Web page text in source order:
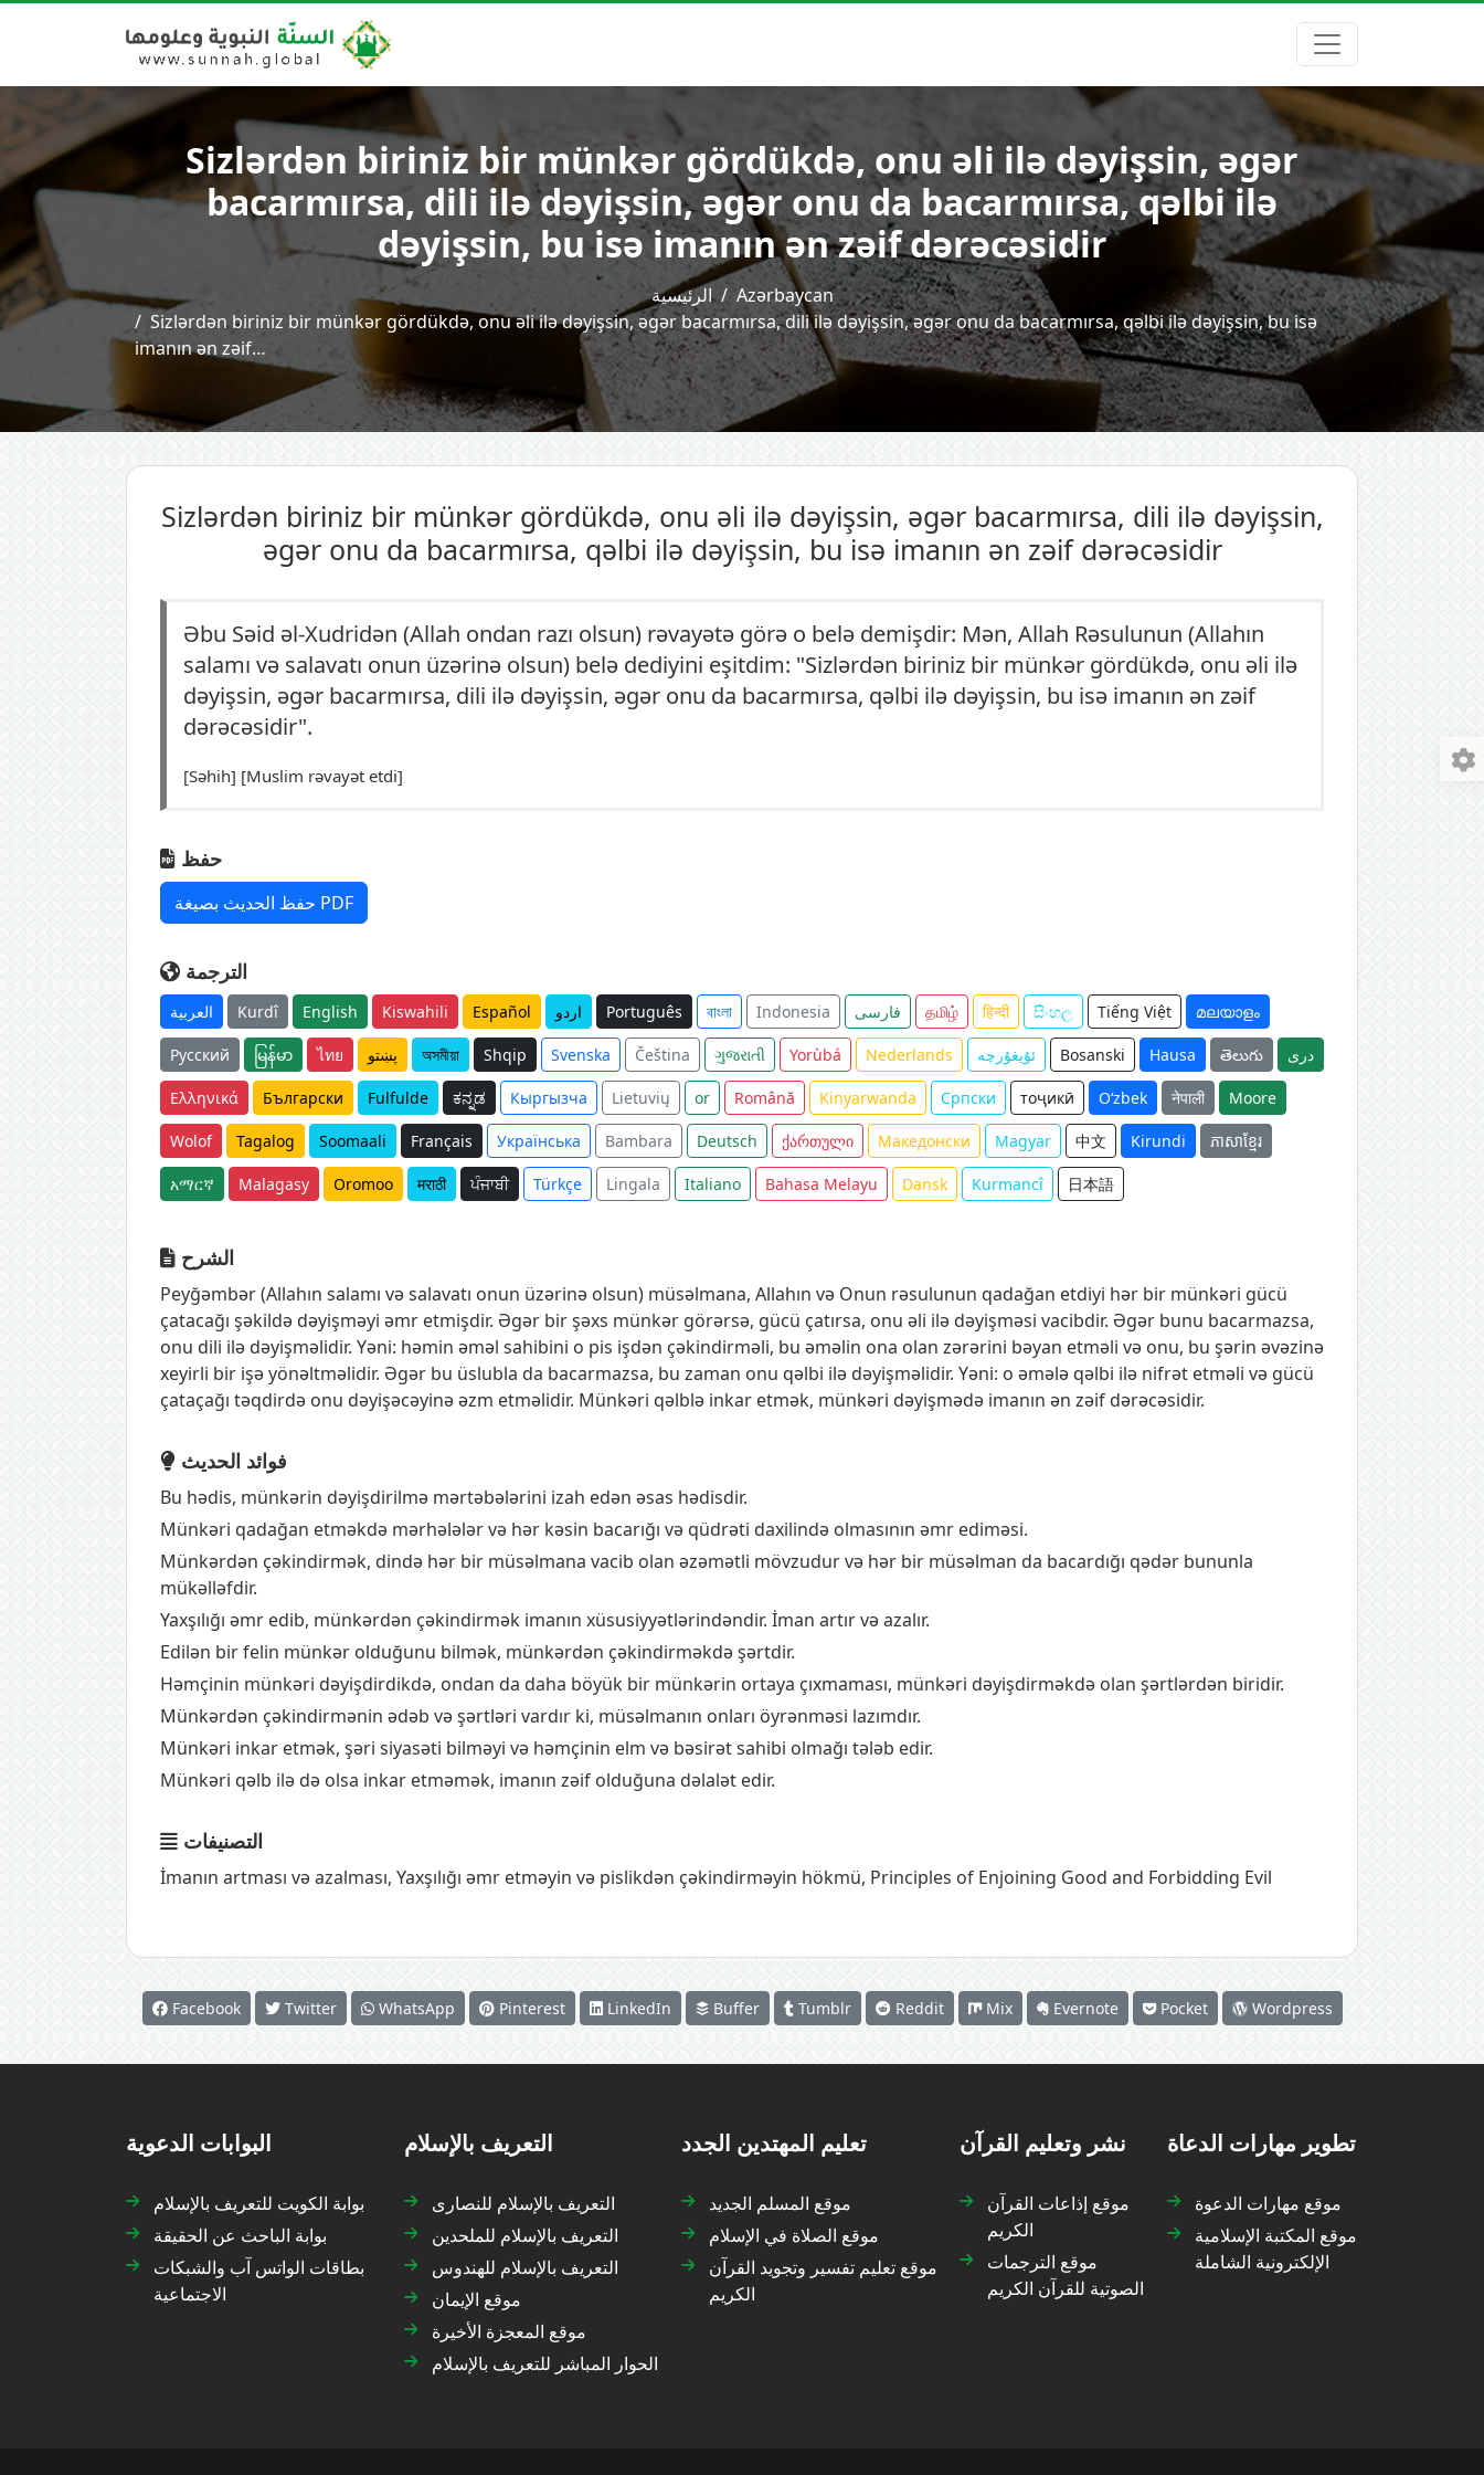
Sizlərdən biriniz bir münkər gördükdə, onu əli ilə dəyişsin, əgər
bacarmırsa, dili ilə dəyişsin, əgər onu da bacarmırsa, qəlbi ilə
dəyişsin, bu isə imanın ən zəif dərəcəsidir
الرئيسية
Azərbaycan
Sizlərdən biriniz bir münkər gördükdə, onu əli ilə dəyişsin, əgər bacarmırsa, dili ilə dəyişsin, əgər onu da bacarmırsa, qəlbi ilə dəyişsin, bu isə
imanın ən zəif…
Sizlərdən biriniz bir münkər gördükdə, onu əli ilə dəyişsin, əgər bacarmırsa, dili ilə dəyişsin,
əgər onu da bacarmırsa, qəlbi ilə dəyişsin, bu isə imanın ən zəif dərəcəsidir
Əbu Səid əl-Xudridən (Allah ondan razı olsun) rəvayətə görə o belə demişdir: Mən, Allah Rəsulunun (Allahın
salamı və salavatı onun üzərinə olsun) belə dediyini eşitdim: "Sizlərdən biriniz bir münkər gördükdə, onu əli ilə
dəyişsin, əgər bacarmırsa, dili ilə dəyişsin, əgər onu da bacarmırsa, qəlbi ilə dəyişsin, bu isə imanın ən zəif
dərəcəsidir".
[Səhih] [Muslim rəvayət etdi]
حفظ
حفظ الحديث بصيغة PDF
الترجمة
العربية Kurdî English Kiswahili Español اردو Português বাংলা Indonesia فارسی தமிழ் हिन्दी සිංහල Tiếng Việt മലയാളം
Русский မြန်မာ ไทย پښتو অসমীয়া Shqip Svenska Čeština ગુજરાતી Yorùbá Nederlands ئۇيغۇرچە Bosanski Hausa తెలుగు دری
Ελληνικά Български Fulfulde ಕನ್ನಡ Кыргызча Lietuvių or Română Kinyarwanda Српски тоҷикӣ O‘zbek नेपाली Moore
Wolof Tagalog Soomaali Français Українська Bambara Deutsch ქართული Македонски Magyar 中文 Kirundi ភាសាខ្មែរ
አማርኛ Malagasy Oromoo मराठी ਪੰਜਾਬੀ Türkçe Lingala Italiano Bahasa Melayu Dansk Kurmancî 日本語
الشرح
Peyğəmbər (Allahın salamı və salavatı onun üzərinə olsun) müsəlmana, Allahın və Onun rəsulunun qadağan etdiyi hər bir münkəri gücü
çatacağı şəkildə dəyişməyi əmr etmişdir. Əgər bir şəxs münkər görərsə, gücü çatırsa, onu əli ilə dəyişməsi vacibdir. Əgər bunu bacarmazsa,
onu dili ilə dəyişməlidir. Yəni: həmin əməl sahibini o pis işdən çəkindirməli, bu əməlin ona olan zərərini bəyan etməli və onu, bu şərin əvəzinə
xeyirli bir işə yönəltməlidir. Əgər bu üslubla da bacarmazsa, bu zaman onu qəlbi ilə dəyişməlidir. Yəni: o əmələ qəlbi ilə nifrət etməli və gücü
çataçağı təqdirdə onu dəyişəcəyinə əzm etməlidir. Münkəri qəlblə inkar etmək, münkəri dəyişmədə imanın ən zəif dərəcəsidir.
فوائد الحديث
Bu hədis, münkərin dəyişdirilmə mərtəbələrini izah edən əsas hədisdir.
Münkəri qadağan etməkdə mərhələlər və hər kəsin bacarığı və qüdrəti daxilində olmasının əmr ediməsi.
Münkərdən çəkindirmək, dində hər bir müsəlmana vacib olan əzəmətli mövzudur və hər bir müsəlman da bacardığı qədər bununla
mükəlləfdir.
Yaxşılığı əmr edib, münkərdən çəkindirmək imanın xüsusiyyətlərindəndir. İman artır və azalır.
Edilən bir felin münkər olduğunu bilmək, münkərdən çəkindirməkdə şərtdir.
Həmçinin münkəri dəyişdirdikdə, ondan da daha böyük bir münkərin ortaya çıxmaması, münkəri dəyişdirməkdə olan şərtlərdən biridir.
Münkərdən çəkindirmənin ədəb və şərtləri vardır ki, müsəlmanın onları öyrənməsi lazımdır.
Münkəri inkar etmək, şəri siyasəti bilməyi və həmçinin elm və bəsirət sahibi olmağı tələb edir.
Münkəri qəlb ilə də olsa inkar etməmək, imanın zəif olduğuna dəlalət edir.
التصنيفات
İmanın artması və azalması, Yaxşılığı əmr etməyin və pislikdən çəkindirməyin hökmü, Principles of Enjoining Good and Forbidding Evil
Facebook Twitter WhatsApp Pinterest LinkedIn Buffer Tumblr Reddit Mix Evernote Pocket Wordpress
البوابات الدعوية
بوابة الكويت للتعريف بالإسلام
بوابة الباحث عن الحقيقة
بطاقات الواتس آب والشبكات
الاجتماعية
التعريف بالإسلام
التعريف بالإسلام للنصارى
التعريف بالإسلام للملحدين
التعريف بالإسلام للهندوس
موقع الإيمان
موقع المعجزة الأخيرة
الحوار المباشر للتعريف بالإسلام
تعليم المهتدين الجدد
موقع المسلم الجديد
موقع الصلاة في الإسلام
موقع تعليم تفسير وتجويد القرآن
الكريم
نشر وتعليم القرآن
موقع إذاعات القرآن
الكريم
موقع الترجمات
الصوتية للقرآن الكريم
تطوير مهارات الدعاة
موقع مهارات الدعوة
موقع المكتبة الإسلامية
الإلكترونية الشاملة